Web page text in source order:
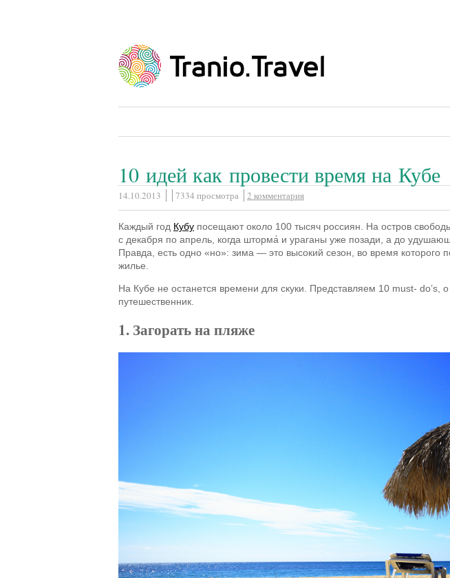
10 идей как провести время на Кубе
14.10.2013 7334 просмотра 2 комментария
Каждый год Кубу посещают около 100 тысяч россиян. На остров
с декабря по апрель, когда шторма́ и ураганы уже позади, а до
Правда, есть одно «но»: зима — это высокий сезон, во время
жилье.
На Кубе не останется времени для скуки. Представляем 10 must- do’s,
путешественник.
1. Загорать на пляже